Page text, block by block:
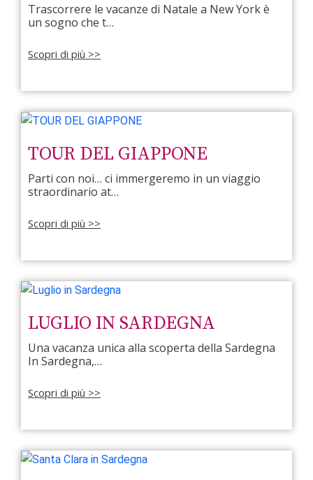
Trascorrere le vacanze di Natale a New York è
un sogno che t…
Scopri di più >>
TOUR DEL GIAPPONE
Parti con noi… ci immergeremo in un viaggio
straordinario at…
Scopri di più >>
LUGLIO IN SARDEGNA
Una vacanza unica alla scoperta della Sardegna
In Sardegna,…
Scopri di più >>